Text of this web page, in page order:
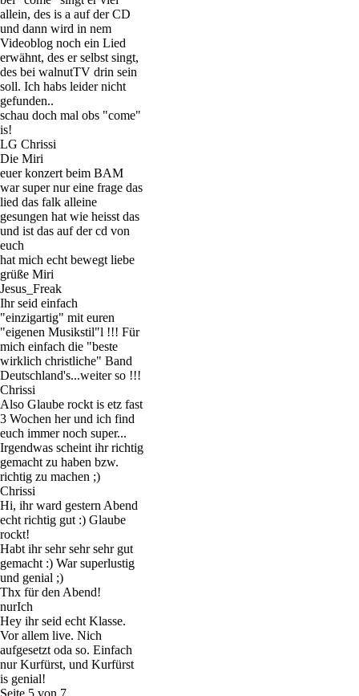
allein, des is a auf der CD
und dann wird in nem
Videoblog noch ein Lied
erwähnt, des er selbst singt,
des bei walnutTV drin sein
soll. Ich habs leider nicht
gefunden..
schau doch mal obs "come"
is!
LG Chrissi
Die Miri
euer konzert beim BAM
war super nur eine frage das
lied das falk alleine
gesungen hat wie heisst das
und ist das auf der cd von
euch
hat mich echt bewegt liebe
grüße Miri
Jesus_Freak
Ihr seid einfach
"einzigartig" mit euren
"eigenen Musikstil"l !!! Für
mich einfach die "beste
wirklich christliche" Band
Deutschland's...weiter so !!!
Chrissi
Also Glaube rockt is etz fast
3 Wochen her und ich find
euch immer noch super...
Irgendwas scheint ihr richtig
gemacht zu haben bzw.
richtig zu machen ;)
Chrissi
Hi, ihr ward gestern Abend
echt richtig gut :) Glaube
rockt!
Habt ihr sehr sehr sehr gut
gemacht :) War superlustig
und genial ;)
Thx für den Abend!
nurIch
Hey ihr seid echt Klasse.
Vor allem live. Nich
aufgesetzt oda so. Einfach
nur Kurfürst, und Kurfürst
is genial!
Seite 5 von 7